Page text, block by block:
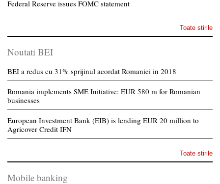
Federal Reserve issues FOMC statement
Toate stirile
Noutati BEI
BEI a redus cu 31% sprijinul acordat Romaniei in 2018
Romania implements SME Initiative: EUR 580 m for Romanian
businesses
European Investment Bank (EIB) is lending EUR 20 million to
Agricover Credit IFN
Toate stirile
Mobile banking